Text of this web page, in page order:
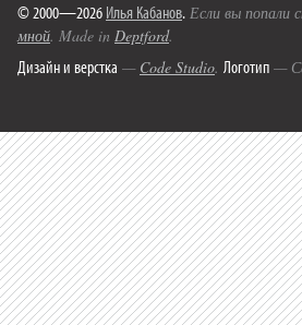
© 2000—2026 Илья Кабанов. Если вы попали
мной. Made in Deptford.
Дизайн и верстка — Code Studio. Логотип —